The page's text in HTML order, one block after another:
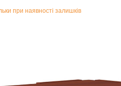
при наявності залишків